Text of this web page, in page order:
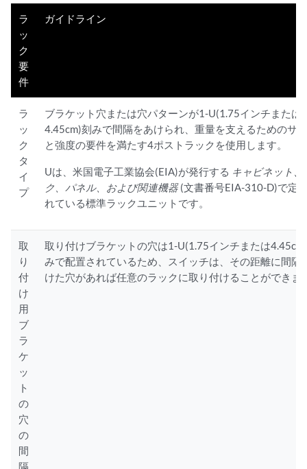
ラ
ッ
ク
要
件
ガイドライン
ラ
ッ
ク
タ
イ
プ
ブラケット穴または穴パターンが1-U(1.75インチまたは
4.45cm)刻みで間隔をあけられ、重量を支えるためのサ
と強度の要件を満たす4ポストラックを使用します。
Uは、米国電子工業協会(EIA)が発行する キャビネット、
ク、パネル、および関連機器(文書番号EIA-310-D)で定
れている標準ラックユニットです。
取
り
付
け
用
ブ
ラ
ケ
ッ
ト
の
穴
の
間
隔
取り付けブラケットの穴は1-U(1.75インチまたは
みで配置されているため、スイッチは、その距離に間隔
けた穴があれば任意のラックに取り付けることができま